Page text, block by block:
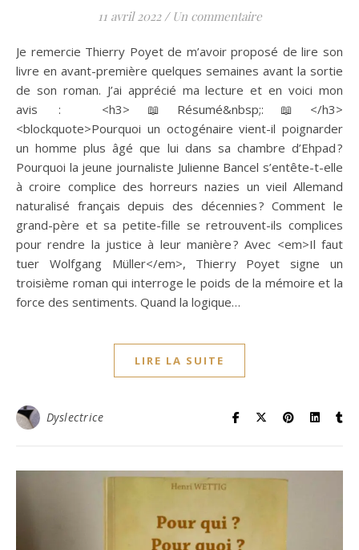
11 avril 2022 / Un commentaire
Je remercie Thierry Poyet de m’avoir proposé de lire son
livre en avant-première quelques semaines avant la sortie
de son roman. J’ai apprécié ma lecture et en voici mon
avis : <h3>📖Résumé&nbsp;:📖</h3>
<blockquote>Pourquoi un octogénaire vient-il poignarder
un homme plus âgé que lui dans sa chambre d’Ehpad ?
Pourquoi la jeune journaliste Julienne Bancel s’entête-t-elle
à croire complice des horreurs nazies un vieil Allemand
naturalisé français depuis des décennies ? Comment le
grand-père et sa petite-fille se retrouvent-ils complices
pour rendre la justice à leur manière ? Avec <em>Il faut
tuer Wolfgang Müller</em>, Thierry Poyet signe un
troisième roman qui interroge le poids de la mémoire et la
force des sentiments. Quand la logique…
LIRE LA SUITE
Dyslectrice